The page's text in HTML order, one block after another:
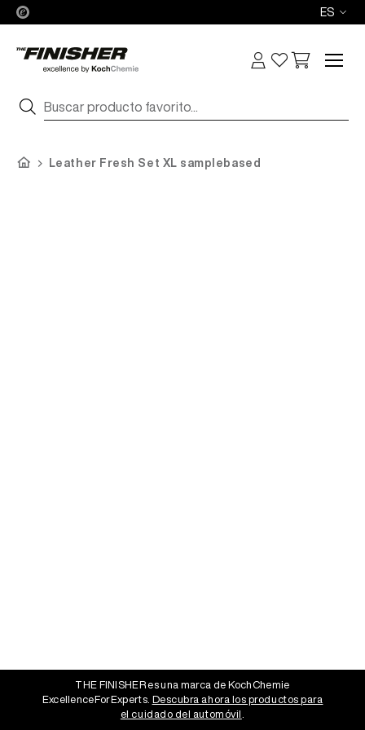
ES
THE FINISHER es una marca de KochChemie
ExcellenceForExperts. Descubra ahora los productos para
el cuidado del automóvil.
Leather Fresh Set XL samplebased